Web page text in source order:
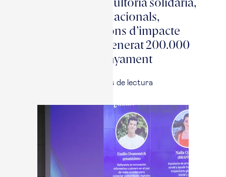
activitats de consultoria solidària,
programes internacionals,
hackatons i accions d’impacte
social, que han generat 200.000
hores d’acompanyament
minuts de lectura